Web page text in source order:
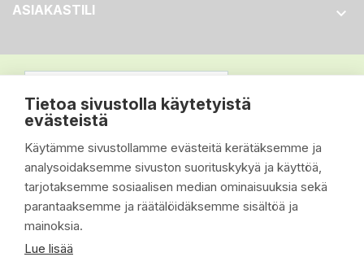
Tietoa sivustolla käytetyistä
evästeistä
Käytämme sivustollamme evästeitä kerätäksemme ja
analysoidaksemme sivuston suorituskykyä ja käyttöä,
tarjotaksemme sosiaalisen median ominaisuuksia sekä
parantaaksemme ja räätälöidäksemme sisältöä ja
mainoksia.
Lue lisää
ASIAKASTILI 